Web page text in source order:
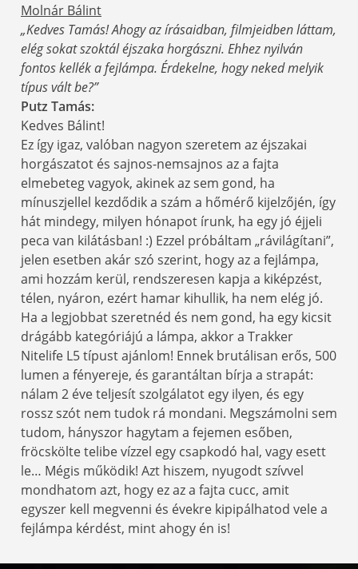
Molnár Bálint
„Kedves Tamás! Ahogy az írásaidban, filmjeidben láttam,
elég sokat szoktál éjszaka horgászni. Ehhez nyilván
fontos kellék a fejlámpa. Érdekelne, hogy neked melyik
típus vált be?”
Putz Tamás:
Kedves Bálint!
Ez így igaz, valóban nagyon szeretem az éjszakai
horgászatot és sajnos-nemsajnos az a fajta
elmebeteg vagyok, akinek az sem gond, ha
mínuszjellel kezdődik a szám a hőmérő kijelzőjén, így
hát mindegy, milyen hónapot írunk, ha egy jó éjjeli
peca van kilátásban! :) Ezzel próbáltam „rávilágítani”,
jelen esetben akár szó szerint, hogy az a fejlámpa,
ami hozzám kerül, rendszeresen kapja a kiképzést,
télen, nyáron, ezért hamar kihullik, ha nem elég jó.
Ha a legjobbat szeretnéd és nem gond, ha egy kicsit
drágább kategóriájú a lámpa, akkor a Trakker
Nitelife L5 típust ajánlom! Ennek brutálisan erős, 500
lumen a fényereje, és garantáltan bírja a strapát:
nálam 2 éve teljesít szolgálatot egy ilyen, és egy
rossz szót nem tudok rá mondani. Megszámolni sem
tudom, hányszor hagytam a fejemen esőben,
fröcskölte telibe vízzel egy csapkodó hal, vagy esett
le… Mégis működik! Azt hiszem, nyugodt szívvel
mondhatom azt, hogy ez az a fajta cucc, amit
egyszer kell megvenni és évekre kipipálhatod vele a
fejlámpa kérdést, mint ahogy én is!